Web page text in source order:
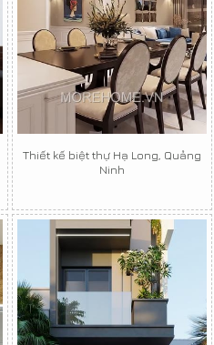
Thiết kế biệt thự Hạ Long, Quảng
Ninh